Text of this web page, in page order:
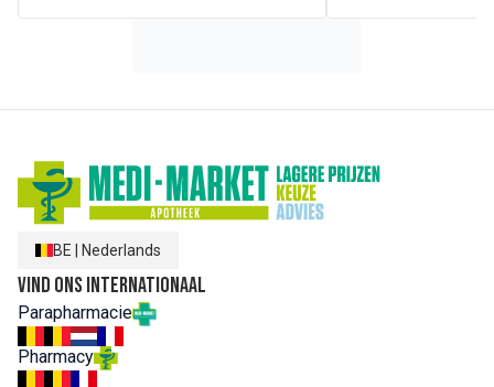
BE Nederlands
Vind ons internationaal
Parapharmacie
Pharmacy